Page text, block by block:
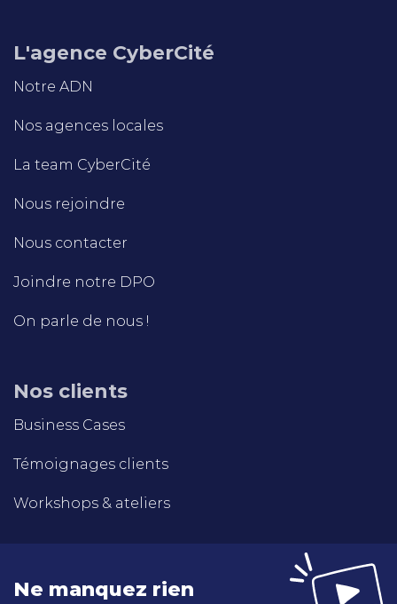
L'agence CyberCité
Notre ADN
Nos agences locales
La team CyberCité
Nous rejoindre
Nous contacter
Joindre notre DPO
On parle de nous !
Nos clients
Business Cases
Témoignages clients
Workshops & ateliers
Ne manquez rien